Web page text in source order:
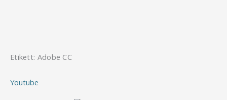
Etikett: Adobe CC
Youtube